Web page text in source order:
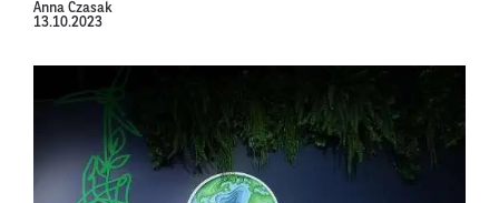
Anna Czasak
13.10.2023